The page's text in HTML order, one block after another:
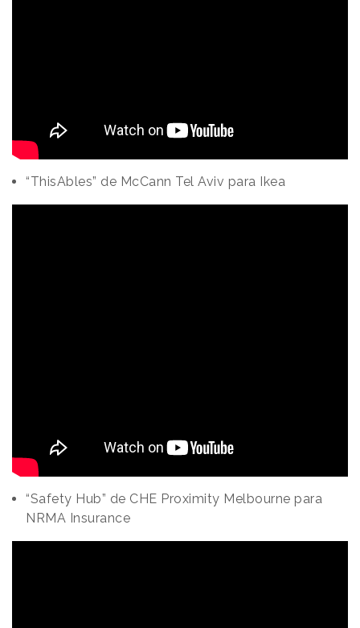
“ThisAbles” de McCann Tel Aviv para Ikea
“Safety Hub” de CHE Proximity Melbourne para
NRMA Insurance